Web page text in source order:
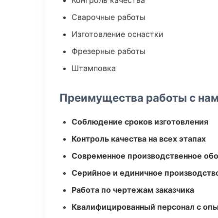
Сварочные работы
Изготовление оснастки
Фрезерные работы
Штамповка
Преимущества работы с
Соблюдение сроков изготовления
Контроль качества на всех этапах
Современное производственное
Серийное и единичное
Работа по чертежам заказчика
Квалифицированный персонал с